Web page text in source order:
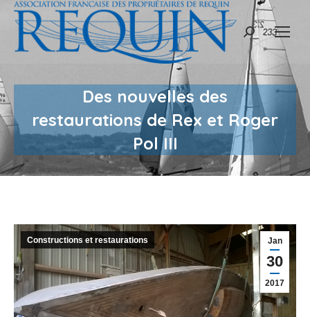
Recherche
Des nouvelles des
restaurations de Rex et Roger
Pol III
Jan
30
2017
Constructions et restaurations